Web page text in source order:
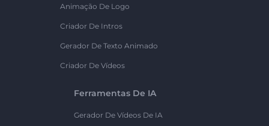
Animação De Logo
Criador De Intros
Gerador De Texto Animado
Criador De Vídeos
Ferramentas De IA
Gerador De Vídeos De IA